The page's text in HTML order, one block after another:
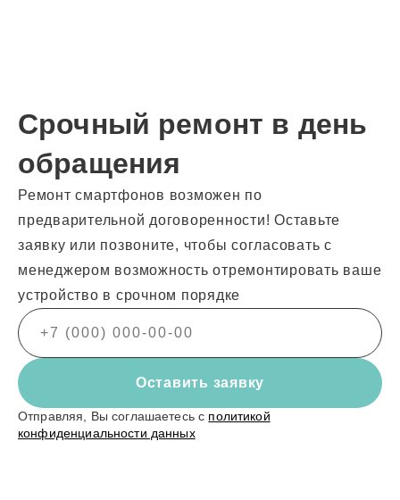
Срочный ремонт в день
обращения
Ремонт смартфонов возможен по
предварительной договоренности! Оставьте
заявку или позвоните, чтобы согласовать с
менеджером возможность отремонтировать ваше
устройство в срочном порядке
Оставить заявку
Отправляя, Вы соглашаетесь с политикой
конфиденциальности данных